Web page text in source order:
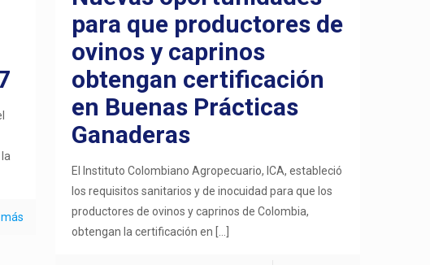
para que productores de
ovinos y caprinos
obtengan certificación
en Buenas Prácticas
Ganaderas
El Instituto Colombiano Agropecuario, ICA, estableció
los requisitos sanitarios y de inocuidad para que los
productores de ovinos y caprinos de Colombia,
obtengan la certificación en